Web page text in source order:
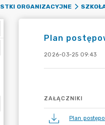
ORGANIZACYJNE
Plan
2026-03-25 09:43
ZAŁĄCZNIKI
Plan